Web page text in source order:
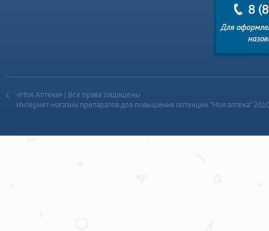
«Моя Аптека» | Все права защищены
Интернет-магазин препаратов для повышения потенции “Моя аптека”